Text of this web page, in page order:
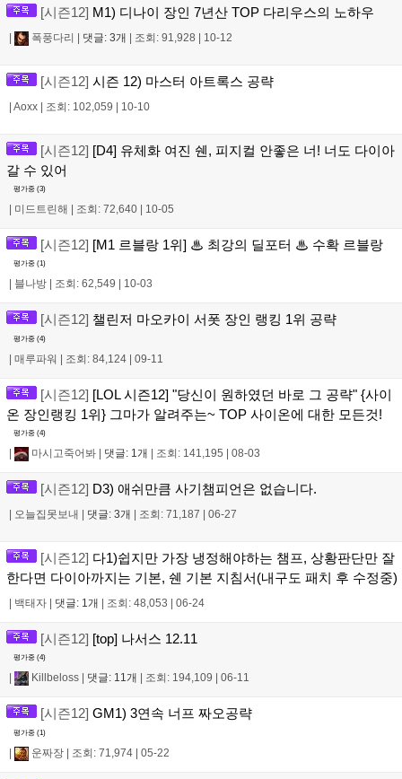
[시즌12] M1) 디나이 장인 7년산 TOP 다리우스의 노하우
| 폭풍다리 | 댓글: 3개 | 조회: 91,928 | 10-12
[시즌12] 시즌 12) 마스터 아트록스 공략
| Aoxx | 조회: 102,059 | 10-10
[시즌12] [D4] 유체화 여진 쉔, 피지컬 안좋은 너! 너도 다이아
갈 수 있어
평가중 (3)
미드트린해 조회: 72,640 10-05
[시즌12] [M1 르블랑 1위] ♨ 최강의 딜포터 ♨ 수확 르블랑
평가중 (1)
블나방 조회: 62,549 10-03
[시즌12] 챌린저 마오카이 서폿 장인 랭킹 1위 공략
평가중 (4)
| 매루파워 | 조회: 84,124 | 09-11
[시즌12] [LOL 시즌12] "당신이 원하였던 바로 그 공략" {사이
온 장인랭킹 1위} 그마가 알려주는~ TOP 사이온에 대한 모든것!
평가중 (4)
마시고죽어봐 댓글: 1개 조회: 141,195 08-03
[시즌12] D3) 애쉬만큼 사기챔피언은 없습니다.
오늘집못보내 댓글: 3개 조회: 71,187 06-27
[시즌12] 다1)쉽지만 가장 냉정해야하는 챔프, 상황판단만 잘
한다면 다이아까지는 기본, 쉔 기본 지침서(내구도 패치 후 수정중)
백태자 댓글: 1개 조회: 48,053 06-24
[시즌12] [top] 나서스 12.11
평가중 (4)
Killbeloss 댓글: 11개 조회: 194,109 06-11
[시즌12] GM1) 3연속 너프 짜오공략
평가중 (1)
| 운짜장 | 조회: 71,974 | 05-22